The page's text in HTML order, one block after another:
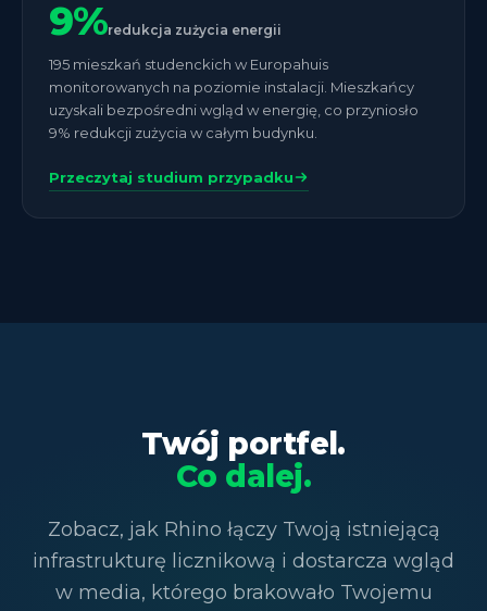
9%redukcja zużycia energii
195 mieszkań studenckich w Europahuis
monitorowanych na poziomie instalacji. Mieszkańcy
uzyskali bezpośredni wgląd w energię, co przyniosło
9% redukcji zużycia w całym budynku.
Przeczytaj studium przypadku
Twój portfel.
Co dalej.
Zobacz, jak Rhino łączy Twoją istniejącą
infrastrukturę licznikową i dostarcza wgląd
w media, którego brakowało Twojemu